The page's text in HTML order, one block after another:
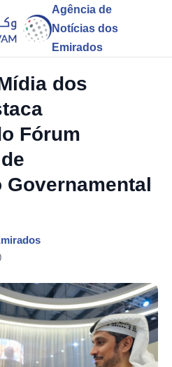
Agência de
Notícias dos
Emirados
dos
Fórum
Governamental